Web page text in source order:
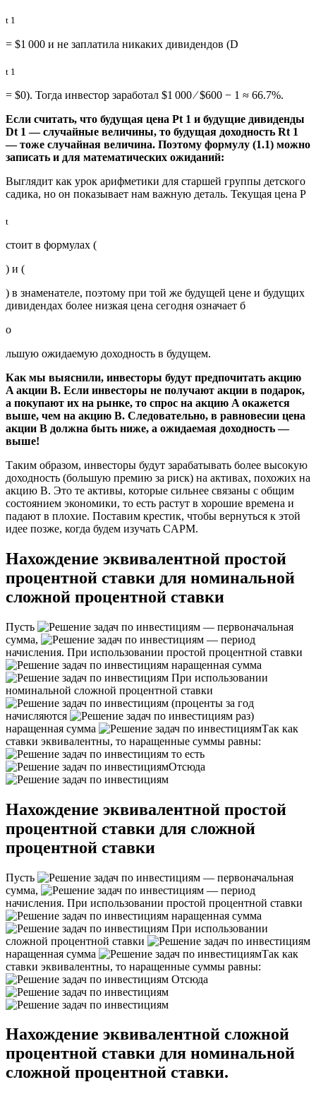
t 1
= $1 000 и не заплатила никаких дивидендов (D
t 1
= $0). Тогда инвестор заработал $1 000 ∕ $600 − 1 ≈ 66.7%.
Если считать, что будущая цена Pt 1 и будущие дивиденды
Dt 1 — случайные величины, то будущая доходность Rt 1
— тоже случайная величина. Поэтому формулу (1.1) можно
записать и для математических ожиданий:
Выглядит как урок арифметики для старшей группы детского
садика, но он показывает нам важную деталь. Текущая цена P
t
стоит в формулах (
) и (
) в знаменателе, поэтому при той же будущей цене и будущих
дивидендах более низкая цена сегодня означает б
о
льшую ожидаемую доходность в будущем.
Как мы выяснили, инвесторы будут предпочитать акцию
A акции B. Если инвесторы не получают акции в подарок,
а покупают их на рынке, то спрос на акцию A окажется
выше, чем на акцию B. Следовательно, в равновесии цена
акции B должна быть ниже, а ожидаемая доходность —
выше!
Таким образом, инвесторы будут зарабатывать более высокую
доходность (большую премию за риск) на активах, похожих на
акцию B. Это те активы, которые сильнее связаны с общим
состоянием экономики, то есть растут в хорошие времена и
падают в плохие. Поставим крестик, чтобы вернуться к этой
идее позже, когда будем изучать CAPM.
Нахождение эквивалентной простой
процентной ставки для номинальной
сложной процентной ставки
Пусть
— первоначальная
сумма,
— период
начисления. При использовании простой процентной ставки
наращенная сумма
При использовании
номинальной сложной процентной ставки
(проценты за год
начисляются
раз)
наращенная сумма
Так как
ставки эквивалентны, то наращенные суммы равны:
то есть
Отсюда
Нахождение эквивалентной простой
процентной ставки для сложной
процентной ставки
Пусть
— первоначальная
сумма,
— период
начисления. При использовании простой процентной ставки
наращенная сумма
При использовании
сложной процентной ставки
наращенная сумма
Так как
ставки эквивалентны, то наращенные суммы равны:
Отсюда
Нахождение эквивалентной сложной
процентной ставки для номинальной
сложной процентной ставки.